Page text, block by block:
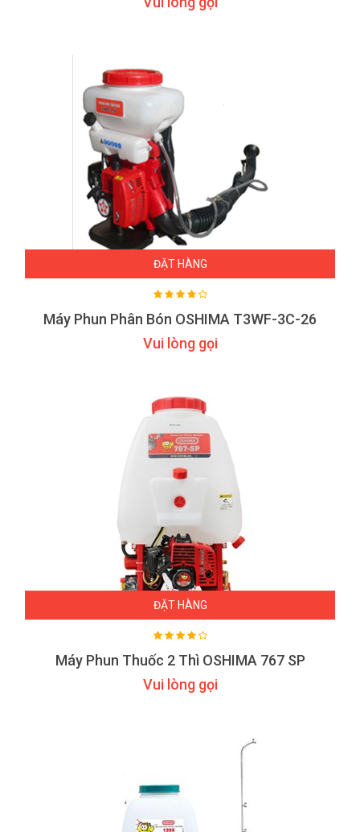
ĐẶT HÀNG
Máy Phun Phân Bón OSHIMA T3WF-3C-26
Vui lòng gọi
ĐẶT HÀNG
Máy Phun Thuốc 2 Thì OSHIMA 767 SP
Vui lòng gọi